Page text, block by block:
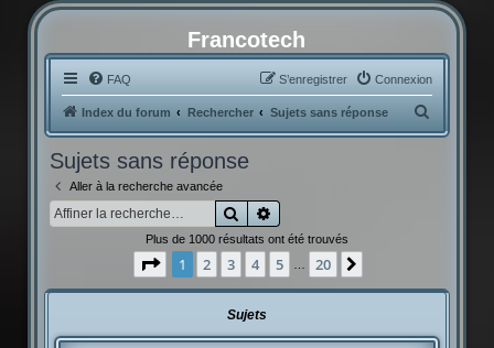
Francotech
FAQ Connexion
S’enregistrer
Index du forum Rechercher Sujets sans réponse
e
h
Sujets sans réponse
Aller à la recherche avancée
Rechercher
Plus de 1000 résultats ont été trouvés
Page 1sur20
1 2 3 4 5 20
Sujets